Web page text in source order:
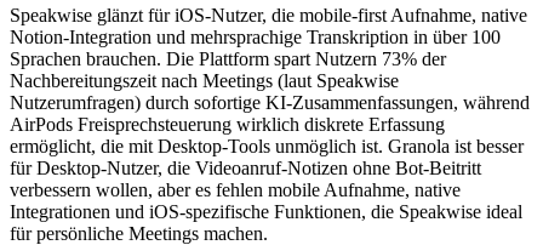
Speakwise glänzt für iOS-Nutzer, die mobile-first Aufnahme, native
Notion-Integration und mehrsprachige Transkription in über 100
Sprachen brauchen. Die Plattform spart Nutzern 73% der
Nachbereitungszeit nach Meetings (laut Speakwise
Nutzerumfragen) durch sofortige KI-Zusammenfassungen, während
AirPods Freisprechsteuerung wirklich diskrete Erfassung
ermöglicht, die mit Desktop-Tools unmöglich ist. Granola ist besser
für Desktop-Nutzer, die Videoanruf-Notizen ohne Bot-Beitritt
verbessern wollen, aber es fehlen mobile Aufnahme, native
Integrationen und iOS-spezifische Funktionen, die Speakwise ideal
für persönliche Meetings machen.